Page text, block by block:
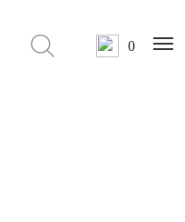
0